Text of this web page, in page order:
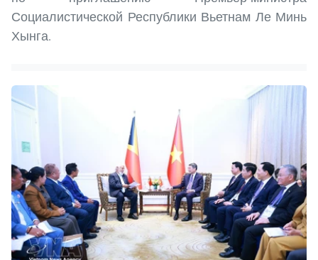
Социалистической Республики Вьетнам Ле Минь
Хынга.